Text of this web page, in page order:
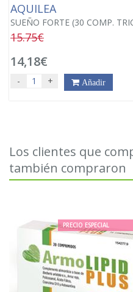
AQUILEA
SUEÑO FORTE (30 COMP.
15.75€
14,18€
- + Añadir
Los clientes que
también compraron
PRECIO ESPECIAL